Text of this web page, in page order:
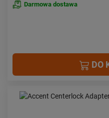
Darmowa dostawa
DO